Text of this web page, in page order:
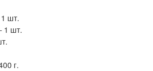
шт.
1 шт.
г.